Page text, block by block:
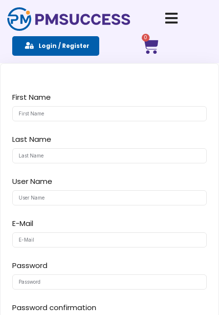
Login / Register
0
First Name
Last Name
User Name
E-Mail
Password
Password confirmation
Sign in Sign up
Sign in